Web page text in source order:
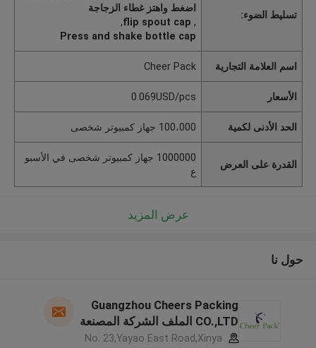
تسليط الضوء:
اضغط واهتز غطاء الزجاجة
,
flip spout cap
,
Press and shake bottle cap
اسم العلامة التجارية Cheer Pack
الأسعار 0.069USD/pcs
الحد الأدنى لكمية 100،000 جهاز كمبيوتر شخصى
القدرة على العرض
1000000 جهاز كمبيوتر شخصى في الأسبو
ع
عرض المزيد
حول نا
Guangzhou Cheers Packing
CO.,LTD الملف الشركة المصنعة
No. 23,Yayao East Road,Xinya